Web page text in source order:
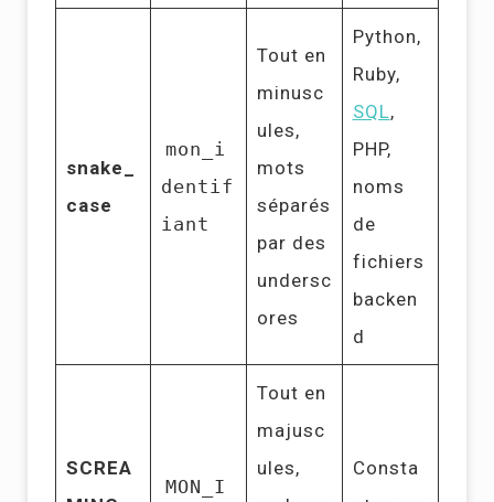
snake_
case
mon_i
dentif
iant
Tout en
minusc
ules,
mots
séparés
par des
undersc
ores
Python,
Ruby,
SQL,
PHP,
noms
de
fichiers
backen
d
SCREA
MON_I
Tout en
majusc
ules,
Consta